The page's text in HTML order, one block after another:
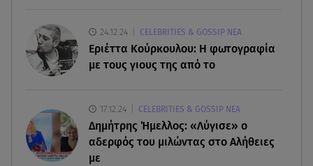
07.08.26 , 14:05
Μυστράς: «Τον έβαλα στον καταψύκτη γιατί
ήθελα να τον κρατήσω άφθαρτο»
K-beauty blush: Τα viral ρουζ που υπόσχονται το
πολυπόθητο κορεάτικο glow
24.12.24 CELEBRITIES & GOSSIP ΝΕΑ
Εριέττα Κούρκουλου: Η φωτογραφία
με τους γιους της από το
17.12.24 CELEBRITIES & GOSSIP ΝΕΑ
Δημήτρης Ήμελλος: «Λύγισε» ο
αδερφός του μιλώντας στο Αλήθειες
με